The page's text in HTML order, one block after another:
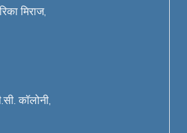
मिराज,
कॉलोनी,